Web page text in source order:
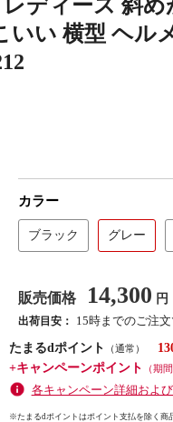
ディース 斜
いい 横型 ヘル
カラー
ブラック グレー
販売価格 14,300 円
出荷目安：
15時までのご注
たまるdポイント
（通常）
+キャンペーンポイント
（期
各キャンペーン詳細およ
※たまるdポイントはポイント支払を除く商